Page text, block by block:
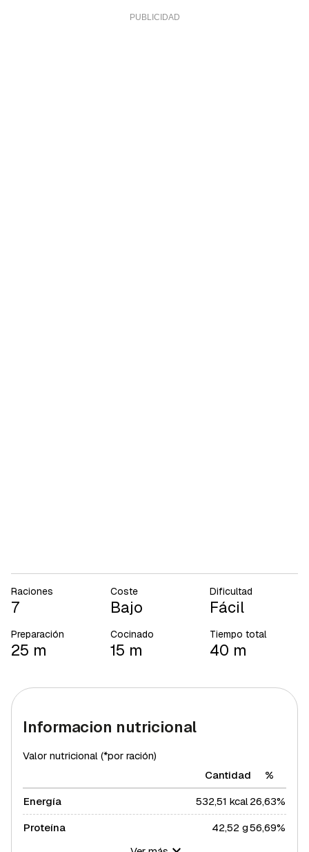
Raciones
7
Coste
Bajo
Dificultad
Fácil
Preparación
25 m
Cocinado
15 m
Tiempo total
40 m
Informacion nutricional
Valor nutricional (*por ración)
Cantidad
%
Energía
532,51 kcal26,63%
Proteína
42,52 g56,69%